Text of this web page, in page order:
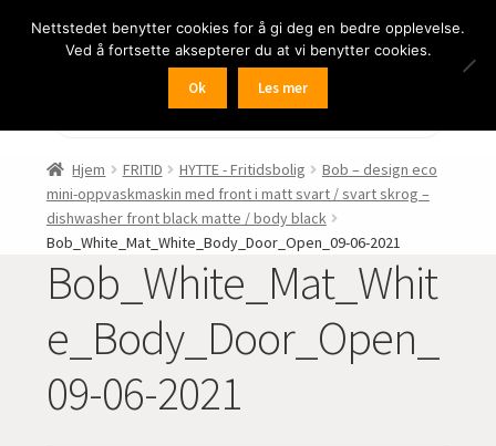
Hopp
Hopp
Meny
FRITID
ut
HJEM – HOME
NÆRING
Fold
ut
LYD
Fold
ut
KAMERA
Hjem FRITID HYTTE - Fritidsbolig
Bob – design eco
mini-oppvaskmaskin med front i matt svart / svart skrog –
dishwasher front black matte / body black
Bob_White_Mat_White_Body_Door_Open_09-06-2021
Bob_White_Mat_Whit
e_Body_Door_Open_
09-06-2021
Nettstedet benytter cookies for å gi deg en bedre opplevelse.
Ved å fortsette aksepterer du at vi benytter cookies.
Ok Les mer